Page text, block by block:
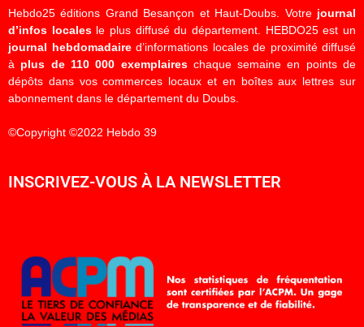
Hebdo25 éditions Grand Besançon et Haut-Doubs. Votre journal
d’infos localesle plus diffusé du département. HEBDO25 est un
journal hebdomadaired’informations locales de proximité diffusé
à plus de 110 000 exemplaireschaque semaine en points de
dépôts dans vos commerces locaux et en boîtes aux lettres sur
abonnement dans le département du Doubs.
©Copyright ©2022 Hebdo 39
INSCRIVEZ-VOUS À LA NEWSLETTER